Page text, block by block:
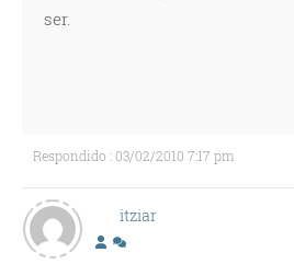
ser.
Respondido : 03/02/2010 7:17 pm
itziar